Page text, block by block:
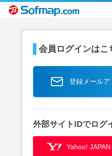
会員ログインはこ
登録メールア
外部サイトIDでログ
Yahoo!